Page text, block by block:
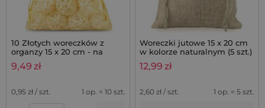
10 Złotych woreczków z
organzy 15 x 20 cm - na
prezenty
9,49 zł
0,95 zł / szt. 1 op. = 10 szt.
Woreczki jutowe 15 x 20 cm
w kolorze naturalnym (5 szt.)
12,99 zł
2,60 zł / szt. 1 op. = 5 szt.